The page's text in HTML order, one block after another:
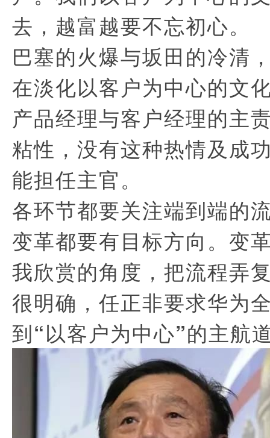
去，越富越要不忘初心。
巴塞的火爆与坂田的冷清
在淡化以客户为中心的文
产品经理与客户经理的主
粘性，没有这种热情及成
能担任主官。
各环节都要关注端到端的
变革都要有目标方向。变
我欣赏的角度，把流程弄
很明确，任正非要求华为
到“以客户为中心”的主航